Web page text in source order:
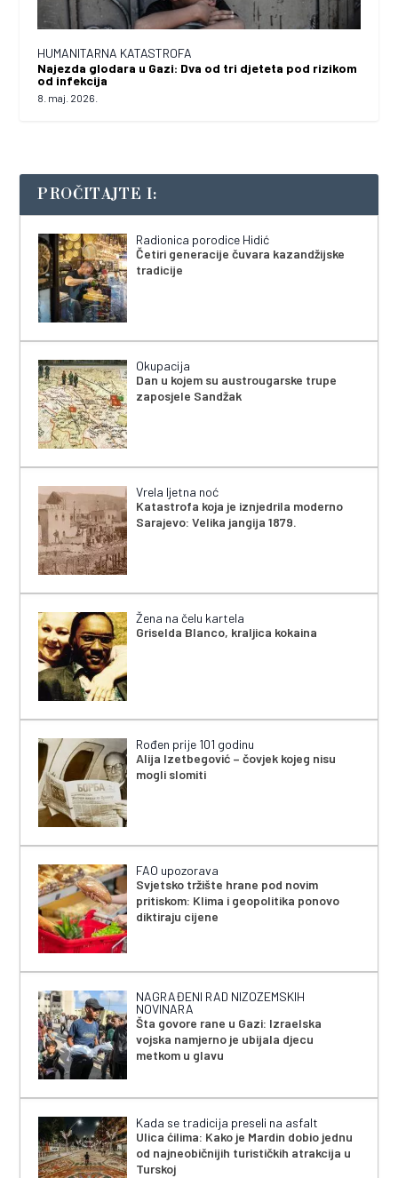
HUMANITARNA KATASTROFA
Najezda glodara u Gazi: Dva od tri djeteta pod rizikom
od infekcija
8. maj. 2026.
PROČITAJTE I:
Radionica porodice Hidić
Četiri generacije čuvara kazandžijske
tradicije
Okupacija
Dan u kojem su austrougarske trupe
zaposjele Sandžak
Vrela ljetna noć
Katastrofa koja je iznjedrila moderno
Sarajevo: Velika jangija 1879.
Žena na čelu kartela
Griselda Blanco, kraljica kokaina
Rođen prije 101 godinu
Alija Izetbegović – čovjek kojeg nisu
mogli slomiti
FAO upozorava
Svjetsko tržište hrane pod novim
pritiskom: Klima i geopolitika ponovo
diktiraju cijene
NAGRAĐENI RAD NIZOZEMSKIH
NOVINARA
Šta govore rane u Gazi: Izraelska
vojska namjerno je ubijala djecu
metkom u glavu
Kada se tradicija preseli na asfalt
Ulica ćilima: Kako je Mardin dobio jednu
od najneobičnijih turističkih atrakcija u
Turskoj